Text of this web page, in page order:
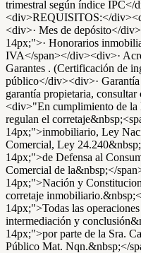
trimestral según índice
<div>REQUISITOS:</
<div>· Mes de depósito</
14px;">· Honorarios
IVA</span></div><div>·
Garantes . (Certificación de
público</div><div>·
garantía propietaria,
<div>"En cumplimiento de la
regulan el
14px;">inmobiliario, Ley
Comercial, Ley
14px;">de Defensa al
Comercial de la&nbsp;</
14px;">Nación y
corretaje
14px;">Todas las
intermediación y
14px;">por parte de la Sra.
Público Mat. Nqn.&nbsp;</